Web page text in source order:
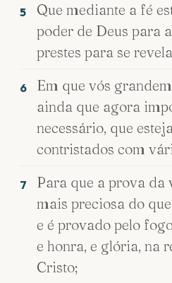
5
Que mediante a fé
poder de Deus para
prestes para se
6
Em que vós
ainda que agora
necessário, que
contristados com
7
Para que a prova da
mais preciosa do
e é provado pelo
e honra, e glória, na
Cristo;